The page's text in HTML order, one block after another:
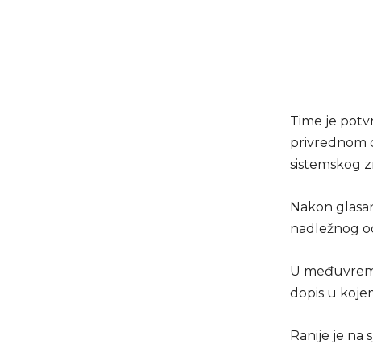
Time je
privrednom
sistemskog
Nakon
nadležnog
U
dopis u
Ranije je na